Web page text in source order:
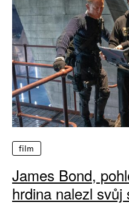
film
James Bond,
hrdina nalezl svůj